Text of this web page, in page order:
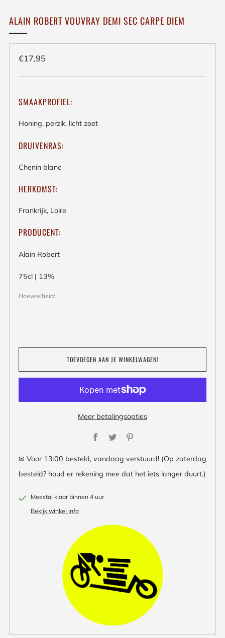
ALAIN ROBERT VOUVRAY DEMI SEC CARPE DIEM
Regulieren
€17,95
SMAAKPROFIEL:
Honing, perzik, licht zoet
DRUIVENRAS:
Chenin blanc
HERKOMST:
Frankrijk, Loire
PRODUCENT:
Alain Robert
75cl | 13%
Hoeveelheid:
TOEVOEGEN AAN JE WINKELWAGEN!
Meer betalingsopties
Facebook
Twitter
✉ Voor 13:00 besteld, vandaag verstuurd! (Op zaterdag
besteld? houd er rekening mee dat het iets langer duurt.)
Meestal klaar binnen 4 uur
Bekijk winkel info